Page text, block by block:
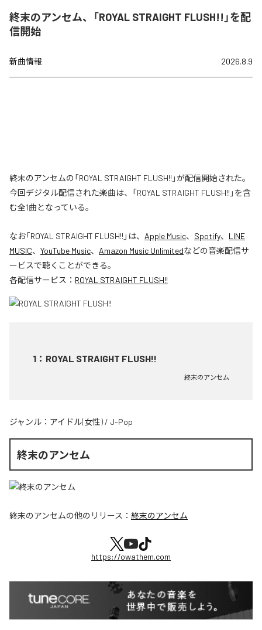
終末のアンセム、「ROYAL STRAIGHT FLUSH!!」を配
信開始
新曲情報 2026.8.9
終末のアンセムの「ROYAL STRAIGHT FLUSH!!」が配信開始された。
今回デジタル配信された楽曲は、「ROYAL STRAIGHT FLUSH!!」を含
む全1曲となっている。
なお「ROYAL STRAIGHT FLUSH!! 」は、 Apple Music、 Spotify、 LINE
MUSIC、 YouTube Music、 Amazon Music Unlimitedなどの音楽配信サ
ービスで聴くことができる。
各配信サービス： ROYAL STRAIGHT FLUSH!!
1 ： ROYAL STRAIGHT FLUSH!!
終末のアンセム
ジャンル： アイドル(女性) / J-Pop
終末のアンセム
終末のアンセムの他のリリース： 終末のアンセム
https://owathem.com